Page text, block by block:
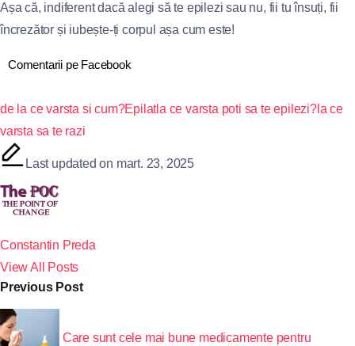
Așa că, indiferent dacă alegi să te epilezi sau nu, fii tu însuți, fii
încrezător și iubește-ți corpul așa cum este!
Comentarii pe Facebook
de la ce varsta si cum?Epilatla ce varsta poti sa te epilezi?la ce
varsta sa te razi
Last updated on mart. 23, 2025
Constantin Preda
View All Posts
Previous Post
Care sunt cele mai bune medicamente pentru